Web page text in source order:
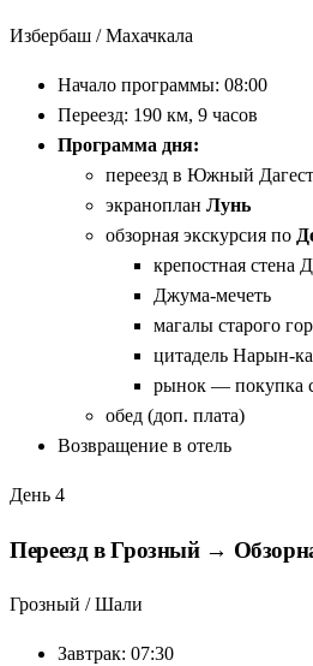
Избербаш / Махачкала
Начало программы: 08:00
Переезд: 190 км, 9 часов
Программа дня:
переезд в Южный
экраноплан Лунь
обзорная экскурсия по
крепостная стена
Джума-мечеть
магалы старого
цитадель Нарын-
рынок — покупка
обед (доп. плата)
Возвращение в отель
День 4
Переезд в Грозный →
Грозный / Шали
Завтрак: 07:30